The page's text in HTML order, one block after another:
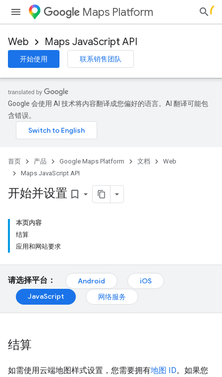
Maps Platform
Web Maps JavaScript API
开始使用 联系销售团队
Google 会使用 AI 技术将内容翻译成您偏好的语言。AI 翻译可能包
含错误。
首页 产品 Google Maps Platform 文档
Web
Maps JavaScript API
开始并设置 bookmark_border
本页内容
结算
应用和网站要求
请选择平台： Android
iOS
JavaScript
网络服务
结算
如需使用云端地图样式设置，您需要拥有地图 ID。如果您